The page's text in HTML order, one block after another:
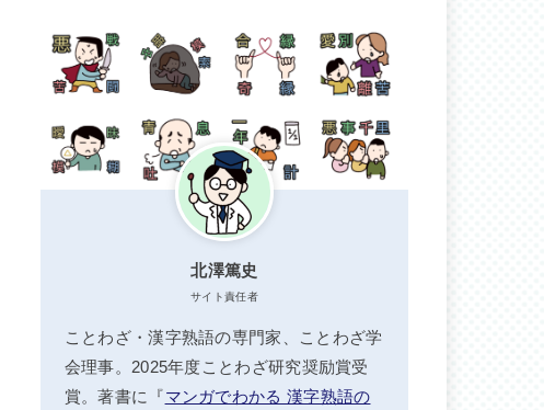
北澤篤史
サイト責任者
ことわざ・漢字熟語の専門家、ことわざ学
会理事。2025年度ことわざ研究奨励賞受
賞。著書に『マンガでわかる 漢字熟語の